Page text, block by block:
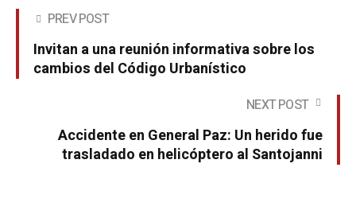
PREV POST
Invitan a una reunión informativa sobre los
cambios del Código Urbanístico
NEXT POST
Accidente en General Paz: Un herido fue
trasladado en helicóptero al Santojanni